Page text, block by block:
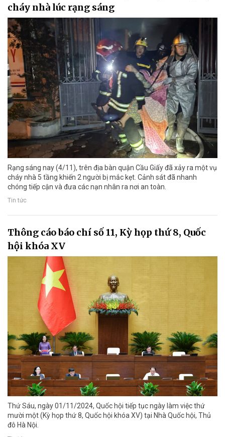
cháy nhà lúc rạng sáng
Rạng sáng nay (4/11), trên địa bàn quận Cầu Giấy đã xảy ra một vụ
cháy nhà 5 tầng khiến 2 người bị mắc kẹt. Cảnh sát đã nhanh
chóng tiếp cận và đưa các nạn nhân ra nơi an toàn.
Tin tức
Thông cáo báo chí số 11, Kỳ họp thứ 8, Quốc
hội khóa XV
Thứ Sáu, ngày 01/11/2024, Quốc hội tiếp tục ngày làm việc thứ
mười một (Kỳ họp thứ 8, Quốc hội khóa XV) tại Nhà Quốc hội, Thủ
đô Hà Nội.